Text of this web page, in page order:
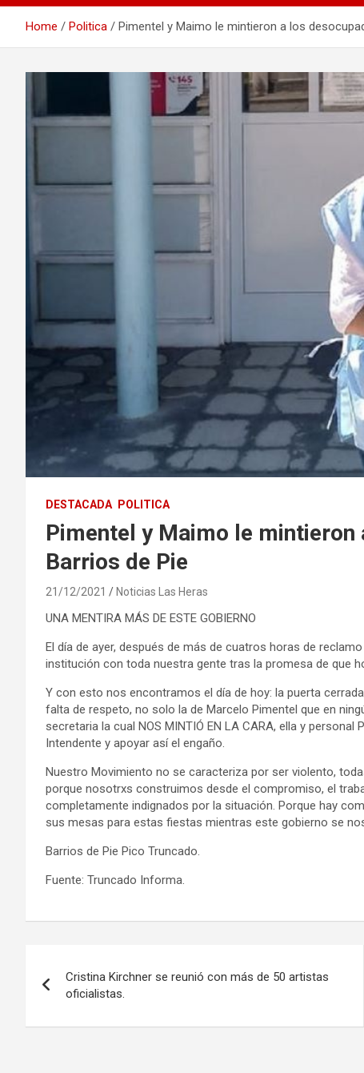
Home Politica Pimentel y Maimo le mintieron a los
DESTACADA POLITICA
Pimentel y Maimo le
Barrios de Pie
21/12/2021 Noticias Las Heras
UNA MENTIRA MÁS DE ESTE GOBIERNO
El día de ayer, después de más de cuatros horas de
institución con toda nuestra gente tras la promesa de que
Y con esto nos encontramos el día de hoy: la puerta
falta de respeto, no solo la de Marcelo Pimentel que en
secretaria la cual NOS MINTIÓ EN LA CARA, ella y
Intendente y apoyar así el engaño.
Nuestro Movimiento no se caracteriza por ser violento,
porque nosotrxs construimos desde el compromiso, el
completamente indignados por la situación. Porque hay
sus mesas para estas fiestas mientras este gobierno se
Barrios de Pie Pico Truncado.
Fuente: Truncado Informa.
de
entradas
Cristina Kirchner se reunió con más de 50 artistas
oficialistas.